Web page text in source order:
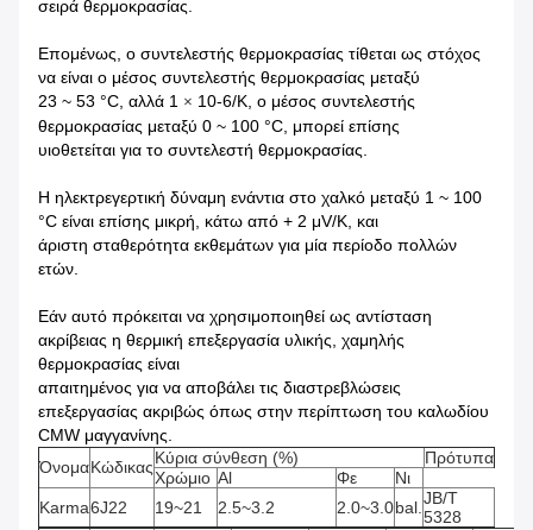
σειρά θερμοκρασίας.
Επομένως, ο συντελεστής θερμοκρασίας τίθεται ως στόχος
να είναι ο μέσος συντελεστής θερμοκρασίας μεταξύ
23 ~ 53 °C, αλλά 1 × 10-6/K, ο μέσος συντελεστής
θερμοκρασίας μεταξύ 0 ~ 100 °C, μπορεί επίσης
υιοθετείται για το συντελεστή θερμοκρασίας.
Η ηλεκτρεγερτική δύναμη ενάντια στο χαλκό μεταξύ 1 ~ 100
°C είναι επίσης μικρή, κάτω από + 2 μV/K, και
άριστη σταθερότητα εκθεμάτων για μία περίοδο πολλών
ετών.
Εάν αυτό πρόκειται να χρησιμοποιηθεί ως αντίσταση
ακρίβειας η θερμική επεξεργασία υλικής, χαμηλής
θερμοκρασίας είναι
απαιτημένος για να αποβάλει τις διαστρεβλώσεις
επεξεργασίας ακριβώς όπως στην περίπτωση του καλωδίου
CMW μαγγανίνης.
ΌνομαΚώδικαςΚύρια σύνθεση (%)
Πρότυπα
Χρώμιο Al Φε
Νι
Karma6J22 19~21 2.5~3.2 2.0~3.0bal.JB/T
5328